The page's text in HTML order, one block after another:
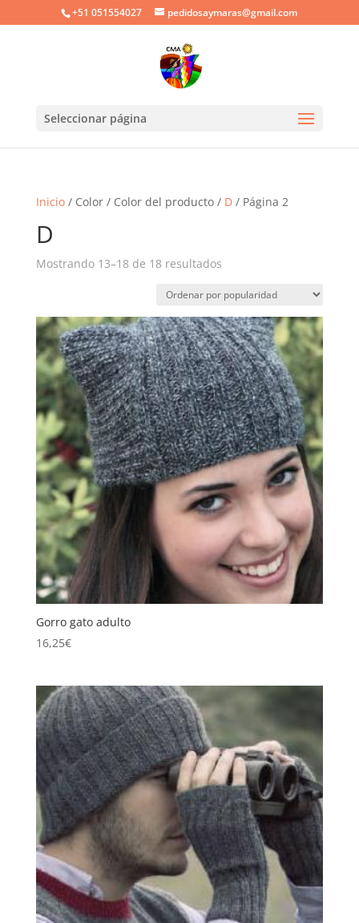
+51 051554027 pedidosaymaras@gmail.com
Seleccionar página
Inicio/ Color / Color del producto / D/ Página 2
D
Mostrando 13–18 de 18 resultadosOrdenado
popularidad
Gorro gato adulto
16,25€